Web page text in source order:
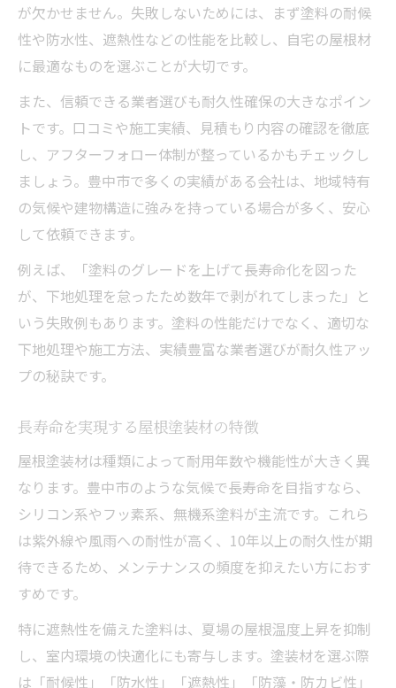
が欠かせません。失敗しないためには、まず塗料の耐候
性や防水性、遮熱性などの性能を比較し、自宅の屋根材
に最適なものを選ぶことが大切です。
また、信頼できる業者選びも耐久性確保の大きなポイン
トです。口コミや施工実績、見積もり内容の確認を徹底
し、アフターフォロー体制が整っているかもチェックし
ましょう。豊中市で多くの実績がある会社は、地域特有
の気候や建物構造に強みを持っている場合が多く、安心
して依頼できます。
例えば、「塗料のグレードを上げて長寿命化を図った
が、下地処理を怠ったため数年で剥がれてしまった」と
いう失敗例もあります。塗料の性能だけでなく、適切な
下地処理や施工方法、実績豊富な業者選びが耐久性アッ
プの秘訣です。
長寿命を実現する屋根塗装材の特徴
屋根塗装材は種類によって耐用年数や機能性が大きく異
なります。豊中市のような気候で長寿命を目指すなら、
シリコン系やフッ素系、無機系塗料が主流です。これら
は紫外線や風雨への耐性が高く、10年以上の耐久性が期
待できるため、メンテナンスの頻度を抑えたい方におす
すめです。
特に遮熱性を備えた塗料は、夏場の屋根温度上昇を抑制
し、室内環境の快適化にも寄与します。塗装材を選ぶ際
は「耐候性」「防水性」「遮熱性」「防藻・防カビ性」